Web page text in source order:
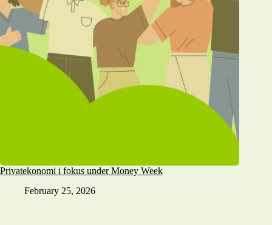
Privatekonomi i fokus under Money Week
February 25, 2026